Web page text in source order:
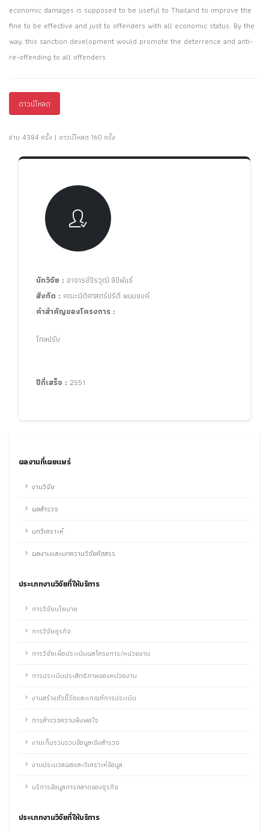
economic damages is supposed to be useful to Thailand to improve the
fine to be effective and just to offenders with all economic status. By the
way, this sanction development would promote the deterrence and anti-
re-offending to all offenders.
ดาวน์โหลด
อ่าน 4384 ครั้ง | ดาวน์โหลด 160 ครั้ง
นักวิจัย : อาจารย์จิรวุฒิ ลิปิพันธ์
สังกัด : คณะนิติศาสตร์ปรีดี พนมยงค์
คำสำคัญของโครงการ :
โทษปรับ
ปีที่เสร็จ : 2551
ผลงานที่เผยแพร่
งานวิจัย
ผลสำรวจ
บทวิเคราะห์
ผลงานและบทความวิจัยคัดสรร
ประเภทงานวิจัยที่ให้บริการ
การวิจัยนโยบาย
การวิจัยธุรกิจ
การวิจัยเพื่อประเมินผลโครงการ/หน่วยงาน
การประเมินประสิทธิภาพของหน่วยงาน
งานสร้างตัวชี้วัดและเกณฑ์การประเมิน
การสำรวจความพึงพอใจ
งานเก็บรวบรวมข้อมูลเชิงสำรวจ
งานประมวลผลและวิเคราะห์ข้อมูล
บริการข้อมูลการตลาดของธุรกิจ
ประเภทงานวิจัยที่ให้บริการ